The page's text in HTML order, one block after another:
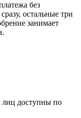
без
остальные три
занимает
лиц доступны по